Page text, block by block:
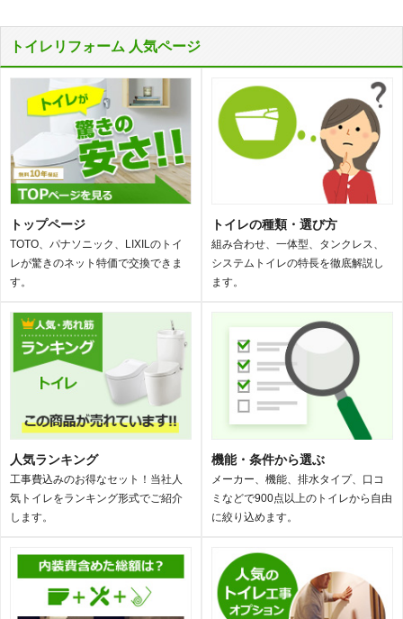
トイレリフォーム 人気ページ
トップページ
TOTO、パナソニック、LIXILのトイ
レが驚きのネット特価で交換できま
す。
トイレの種類・選び方
組み合わせ、一体型、タンクレス、
システムトイレの特長を徹底解説し
ます。
人気ランキング
工事費込みのお得なセット！当社人
気トイレをランキング形式でご紹介
します。
機能・条件から選ぶ
メーカー、機能、排水タイプ、口コ
ミなどで900点以上のトイレから自由
に絞り込めます。